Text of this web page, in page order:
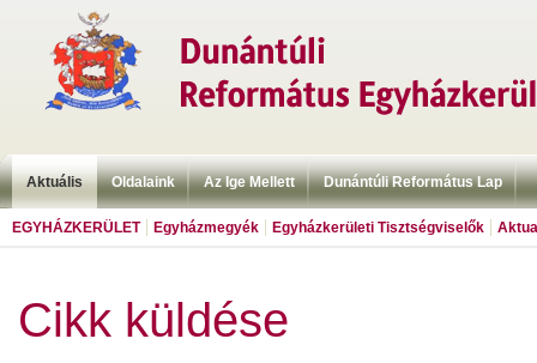
Aktuális Oldalaink Az Ige Mellett Dunántúli Református Lap
EGYHÁZKERÜLET Egyházmegyék Egyházkerületi Tisztségviselők
Cikk küldése